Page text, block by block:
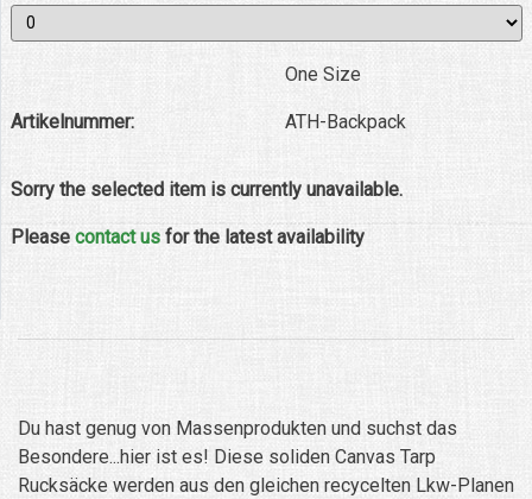
One Size
Artikelnummer: ATH-Backpack
Sorry the selected item is currently unavailable.
Please contact us for the latest availability
Du hast genug von Massenprodukten und suchst das
Besondere...hier ist es! Diese soliden Canvas Tarp
Rucksäcke werden aus den gleichen recycelten Lkw-Planen